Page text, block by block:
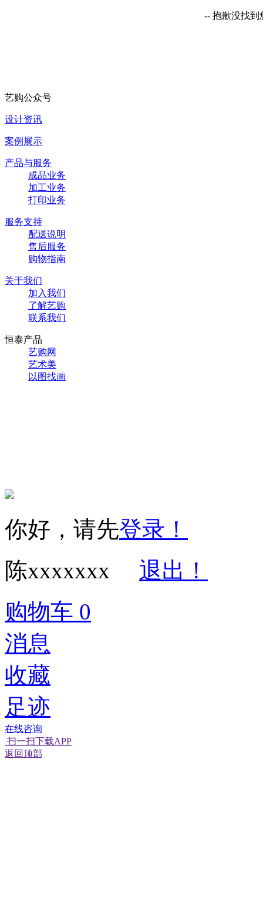
-- 抱歉没找到
艺购公众号
设计资讯
案例展示
产品与服务
成品业务
加工业务
打印业务
服务支持
配送说明
售后服务
购物指南
关于我们
加入我们
了解艺购
联系我们
恒泰产品
艺购网
艺术美
以图找画
你好，请先登录！
陈xxxxxxx
退出！
购物车 0
消息
收藏
足迹
在线咨询
扫一扫下载APP
返回顶部